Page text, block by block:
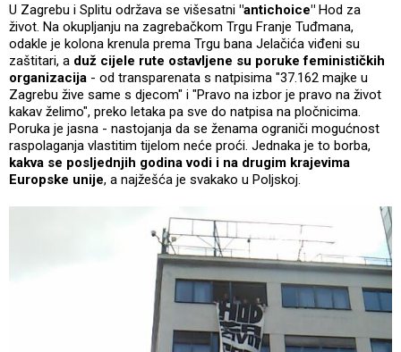
U Zagrebu i Splitu održava se višesatni "antichoice" Hod za
život. Na okupljanju na zagrebačkom Trgu Franje Tuđmana,
odakle je kolona krenula prema Trgu bana Jelačića viđeni su
zaštitari, a duž cijele rute ostavljene su poruke feminističkih
organizacija - od transparenata s natpisima "37.162 majke u
Zagrebu žive same s djecom" i "Pravo na izbor je pravo na život
kakav želimo", preko letaka pa sve do natpisa na pločnicima.
Poruka je jasna - nastojanja da se ženama ograniči mogućnost
raspolaganja vlastitim tijelom neće proći. Jednaka je to borba,
kakva se posljednjih godina vodi i na drugim krajevima
Europske unije, a najžešća je svakako u Poljskoj.